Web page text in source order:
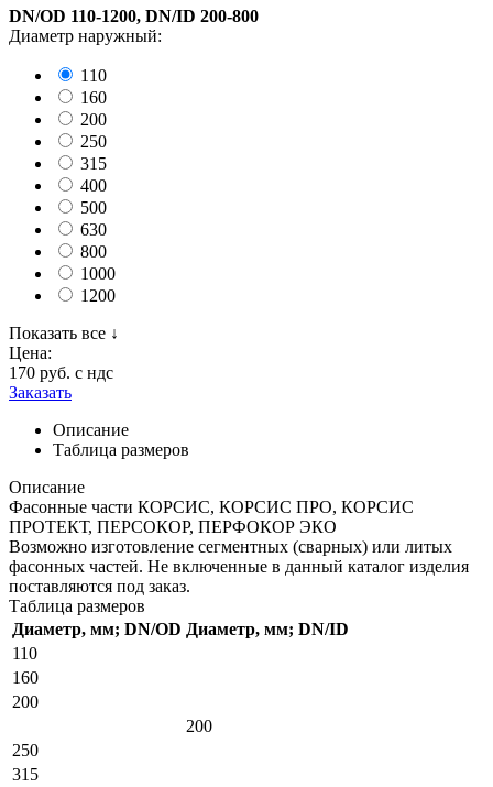
DN/OD 110-1200, DN/ID 200-800
Диаметр наружный:
110
160
200
250
315
400
500
630
800
1000
1200
Показать все ↓
Цена:
170 руб. с ндс
Заказать
Описание
Таблица размеров
Описание
Фасонные части КОРСИС, КОРСИС ПРО, КОРСИС
ПРОТЕКТ, ПЕРСОКОР, ПЕРФОКОР ЭКО
Возможно изготовление сегментных (сварных) или литых
фасонных частей. Не включенные в данный каталог изделия
поставляются под заказ.
Таблица размеров
Диаметр, мм; DN/OD Диаметр, мм; DN/ID
110
160
200
200
250
315